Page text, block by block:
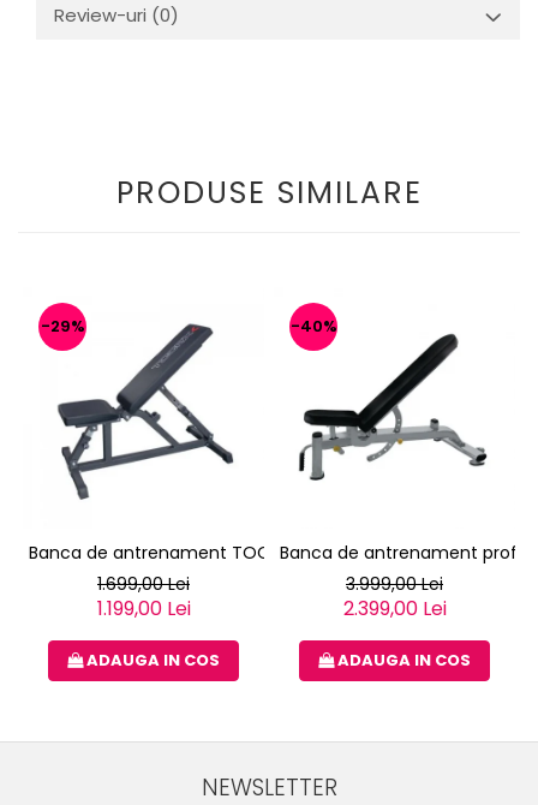
Review-uri (0)
PRODUSE SIMILARE
-29%
Banca de antrenament TOORX WBX-85
1.699,00 Lei
1.199,00 Lei
ADAUGA IN COS
-40%
Banca de antrenament
3.999,00 Lei
2.399,00 Lei
ADAUGA IN COS
NEWSLETTER